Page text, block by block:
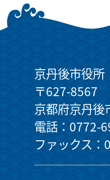
京丹後市役所
〒627-8567
京都府京丹後
電話：0772-
ファックス